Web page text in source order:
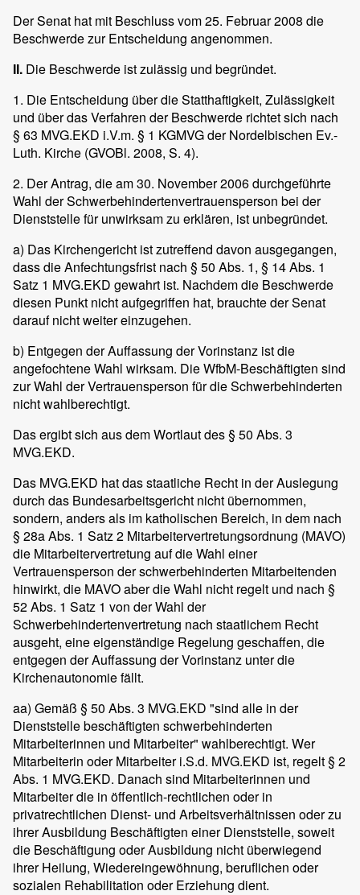
Der Senat hat mit Beschluss vom 25. Februar 2008 die
Beschwerde zur Entscheidung angenommen.
II. Die Beschwerde ist zulässig und begründet.
1. Die Entscheidung über die Statthaftigkeit, Zulässigkeit
und über das Verfahren der Beschwerde richtet sich nach
§ 63 MVG.EKD i.V.m. § 1 KGMVG der Nordelbischen Ev.-
Luth. Kirche (GVOBl. 2008, S. 4).
2. Der Antrag, die am 30. November 2006 durchgeführte
Wahl der Schwerbehindertenvertrauensperson bei der
Dienststelle für unwirksam zu erklären, ist unbegründet.
a) Das Kirchengericht ist zutreffend davon ausgegangen,
dass die Anfechtungsfrist nach § 50 Abs. 1, § 14 Abs. 1
Satz 1 MVG.EKD gewahrt ist. Nachdem die Beschwerde
diesen Punkt nicht aufgegriffen hat, brauchte der Senat
darauf nicht weiter einzugehen.
b) Entgegen der Auffassung der Vorinstanz ist die
angefochtene Wahl wirksam. Die WfbM-Beschäftigten sind
zur Wahl der Vertrauensperson für die Schwerbehinderten
nicht wahlberechtigt.
Das ergibt sich aus dem Wortlaut des § 50 Abs. 3
MVG.EKD.
Das MVG.EKD hat das staatliche Recht in der Auslegung
durch das Bundesarbeitsgericht nicht übernommen,
sondern, anders als im katholischen Bereich, in dem nach
§ 28a Abs. 1 Satz 2 Mitarbeitervertretungsordnung (MAVO)
die Mitarbeitervertretung auf die Wahl einer
Vertrauensperson der schwerbehinderten Mitarbeitenden
hinwirkt, die MAVO aber die Wahl nicht regelt und nach §
52 Abs. 1 Satz 1 von der Wahl der
Schwerbehindertenvertretung nach staatlichem Recht
ausgeht, eine eigenständige Regelung geschaffen, die
entgegen der Auffassung der Vorinstanz unter die
Kirchenautonomie fällt.
aa) Gemäß § 50 Abs. 3 MVG.EKD "sind alle in der
Dienststelle beschäftigten schwerbehinderten
Mitarbeiterinnen und Mitarbeiter" wahlberechtigt. Wer
Mitarbeiterin oder Mitarbeiter i.S.d. MVG.EKD ist, regelt § 2
Abs. 1 MVG.EKD. Danach sind Mitarbeiterinnen und
Mitarbeiter die in öffentlich-rechtlichen oder in
privatrechtlichen Dienst- und Arbeitsverhältnissen oder zu
ihrer Ausbildung Beschäftigten einer Dienststelle, soweit
die Beschäftigung oder Ausbildung nicht überwiegend
ihrer Heilung, Wiedereingewöhnung, beruflichen oder
sozialen Rehabilitation oder Erziehung dient.